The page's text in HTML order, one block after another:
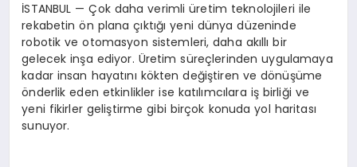
İSTANBUL — Çok daha verimli üretim teknolojileri ile
rekabetin ön plana çıktığı yeni dünya düzeninde
robotik ve otomasyon sistemleri, daha akıllı bir
gelecek inşa ediyor. Üretim süreçlerinden uygulamaya
kadar insan hayatını kökten değiştiren ve dönüşüme
önderlik eden etkinlikler ise katılımcılara iş birliği ve
yeni fikirler geliştirme gibi birçok konuda yol haritası
sunuyor.